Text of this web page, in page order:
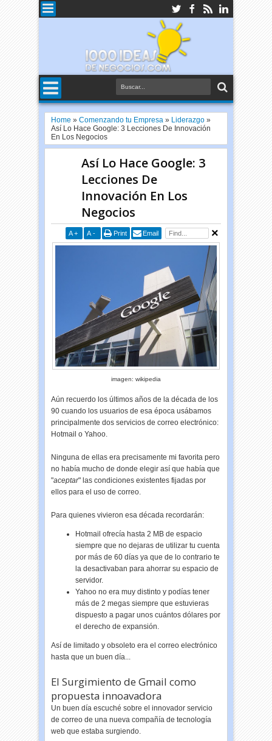
Home »Comenzando tu Empresa » Liderazgo »
Así Lo Hace Google: 3 Lecciones De Innovación
En Los Negocios
Así Lo Hace Google: 3
Lecciones De
Innovación En Los
Negocios
A + A - Print Email
imagen: wikipedia
Aún recuerdo los últimos años de la década de los
90 cuando los usuarios de esa época usábamos
principalmente dos servicios de correo electrónico:
Hotmail o Yahoo.
Ninguna de ellas era precisamente mi favorita pero
no había mucho de donde elegir así que había que
"aceptar" las condiciones existentes fijadas por
ellos para el uso de correo.
Para quienes vivieron esa década recordarán:
Hotmail ofrecía hasta 2 MB de espacio
siempre que no dejaras de utilizar tu cuenta
por más de 60 días ya que de lo contrario te
la desactivaban para ahorrar su espacio de
servidor.
Yahoo no era muy distinto y podías tener
más de 2 megas siempre que estuvieras
dispuesto a pagar unos cuántos dólares por
el derecho de expansión.
Así de limitado y obsoleto era el correo electrónico
hasta que un buen día...
El Surgimiento de Gmail como
propuesta innoavadora
Un buen día escuché sobre el innovador servicio
de correo de una nueva compañía de tecnología
web que estaba surgiendo.